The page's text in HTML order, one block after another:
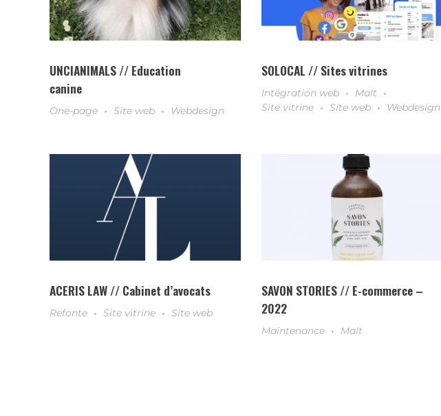
UNCIANIMALS // Education
canine
One-page Site web Webdesign
SOLOCAL // Sites vitrines
Intégration web
Malt
Site vitrine
Site web Webdesign
ACERIS LAW // Cabinet d’avocats
Refonte Site vitrine Site web
SAVON STORIES // E-commerce –
2022
Maintenance Malt